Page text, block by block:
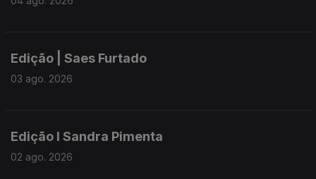
Edição | Saes Furtado
03 ago. 2026
Edição I Sandra Pimenta
02 ago. 2026